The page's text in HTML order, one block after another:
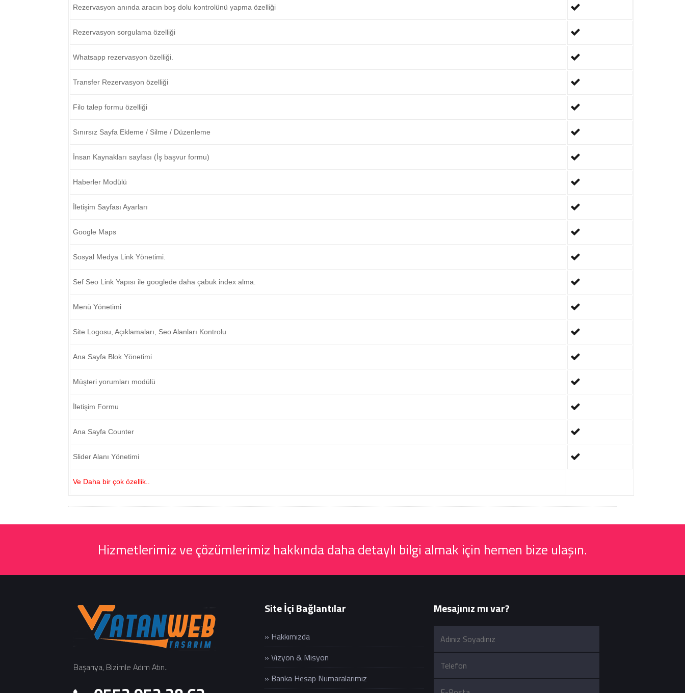
Rezervasyon anında aracın boş dolu kontrolünü yapma özelliği
Rezervasyon sorgulama özelliği
Whatsapp rezervasyon özelliği.
Transfer Rezervasyon özelliği
Filo talep formu özelliği
Sınırsız Sayfa Ekleme / Silme / Düzenleme
İnsan Kaynakları sayfası (İş başvur formu)
Haberler Modülü
İletişim Sayfası Ayarları
Google Maps
Sosyal Medya Link Yönetimi.
Sef Seo Link Yapısı ile googlede daha çabuk index alma.
Menü Yönetimi
Site Logosu, Açıklamaları, Seo Alanları Kontrolu
Ana Sayfa Blok Yönetimi
Müşteri yorumları modülü
İletişim Formu
Ana Sayfa Counter
Slider Alanı Yönetimi
Ve Daha bir çok özellik..
Hizmetlerimiz ve çözümlerimiz hakkında daha detaylı bilgi almak için hemen bize ulaşın.
Başarıya, Bizimle Adım Atın..
Site İçi Bağlantılar
» Hakkımızda
» Vizyon & Misyon
» Banka Hesap Numaralarımız
Mesajınız mı var?